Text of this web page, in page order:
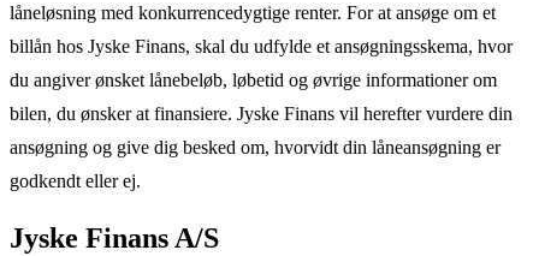
låneløsning med konkurrencedygtige renter. For at ansøge om et
billån hos Jyske Finans, skal du udfylde et ansøgningsskema, hvor
du angiver ønsket lånebeløb, løbetid og øvrige informationer om
bilen, du ønsker at finansiere. Jyske Finans vil herefter vurdere din
ansøgning og give dig besked om, hvorvidt din låneansøgning er
godkendt eller ej.
Jyske Finans A/S